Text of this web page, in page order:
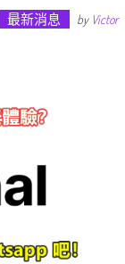
最新消息 by Victor